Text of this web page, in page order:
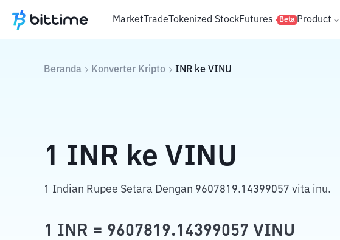
MarketTradeTokenized StockFutures Beta Product
Beranda Konverter Kripto INR ke VINU
1 INR ke VINU
1 Indian Rupee Setara Dengan 9607819.14399057 vita inu.
1 INR = 9607819.14399057 VINU